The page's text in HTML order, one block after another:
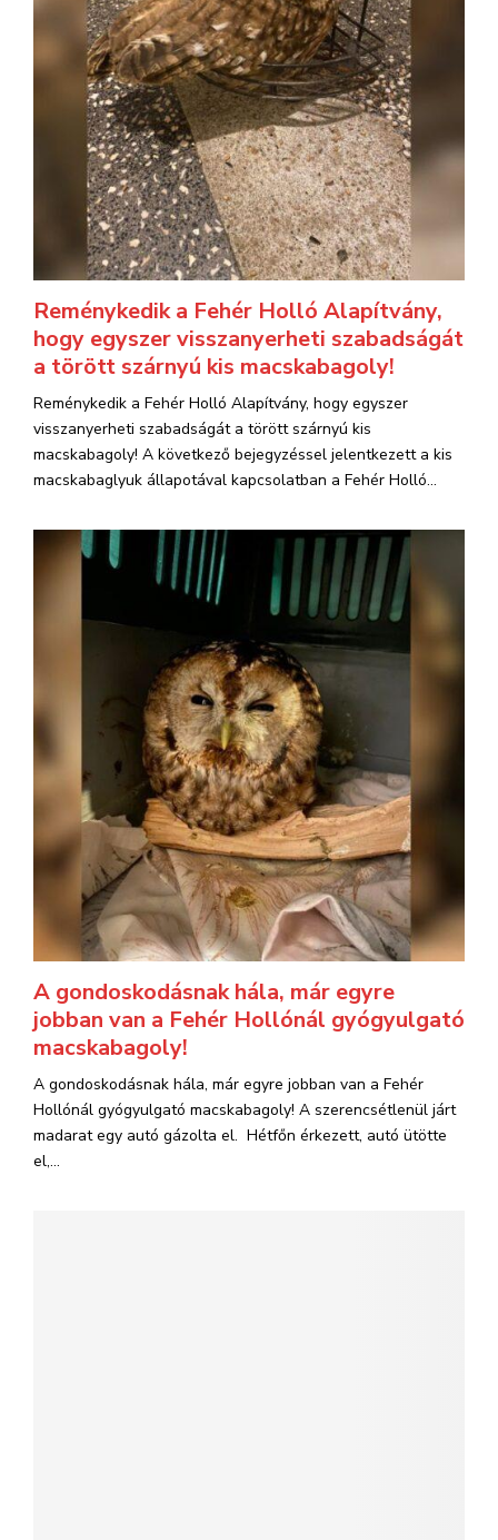
Reménykedik a Fehér Holló Alapítvány,
hogy egyszer visszanyerheti szabadságát
a törött szárnyú kis macskabagoly!
Reménykedik a Fehér Holló Alapítvány, hogy egyszer
visszanyerheti szabadságát a törött szárnyú kis
macskabagoly! A következő bejegyzéssel jelentkezett a kis
macskabaglyuk állapotával kapcsolatban a Fehér Holló...
A gondoskodásnak hála, már egyre
jobban van a Fehér Hollónál gyógyulgató
macskabagoly!
A gondoskodásnak hála, már egyre jobban van a Fehér
Hollónál gyógyulgató macskabagoly! A szerencsétlenül járt
madarat egy autó gázolta el. Hétfőn érkezett, autó ütötte
el,...